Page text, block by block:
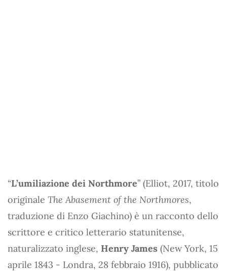
“L’umiliazione dei Northmore” (Elliot, 2017, titolo
originale The Abasement of the Northmores,
traduzione di Enzo Giachino) è un racconto dello
scrittore e critico letterario statunitense,
naturalizzato inglese, Henry James (New York, 15
aprile 1843 - Londra, 28 febbraio 1916), pubblicato